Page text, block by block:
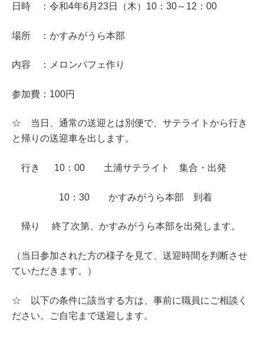
日時 ：令和4年6月23日（木）10：30～12：00
場所 ：かすみがうら本部
内容 ：メロンパフェ作り
参加費：100円
☆ 当日、通常の送迎とは別便で、サテライトから行き
と帰りの送迎車を出します。
行き 10：00 土浦サテライト 集合・出発
10：30 かすみがうら本部 到着
帰り 終了次第、かすみがうら本部を出発します。
（当日参加された方の様子を見て、送迎時間を判断させ
ていただきます。）
☆ 以下の条件に該当する方は、事前に職員にご相談く
ださい。ご自宅まで送迎します。